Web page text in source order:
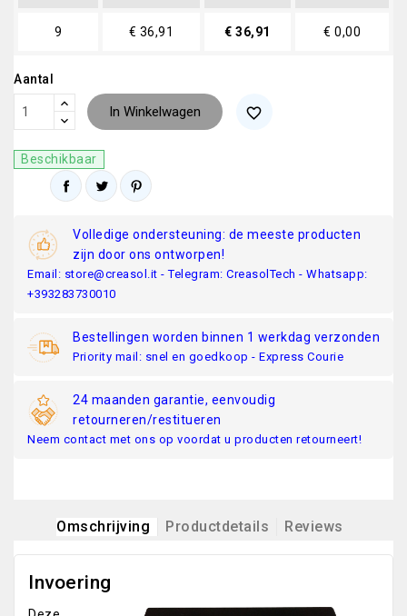
9 € 36,91 € 36,91 € 0,00
Aantal
In Winkelwagen favorite_border
Beschikbaar
Volledige ondersteuning: de meeste producten
zijn door ons ontworpen!
Email: store@creasol.it - Telegram: CreasolTech - Whatsapp:
+393283730010
Bestellingen worden binnen 1 werkdag verzonden
Priority mail: snel en goedkoop - Express Courie
24 maanden garantie, eenvoudig
retourneren/restitueren
Neem contact met ons op voordat u producten retourneert!
Omschrijving Productdetails Reviews
Invoering